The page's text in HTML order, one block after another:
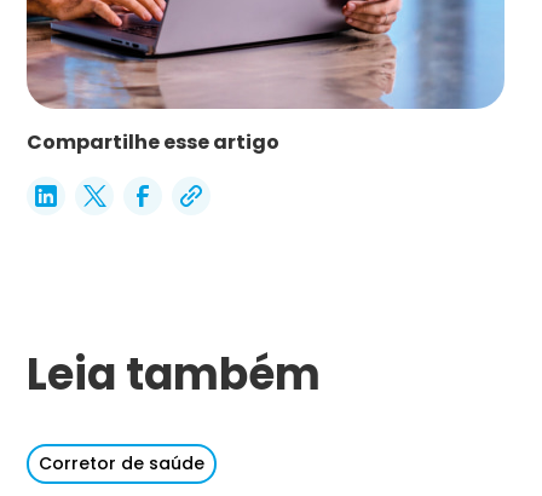
Compartilhe esse artigo
Leia também
Corretor de saúde